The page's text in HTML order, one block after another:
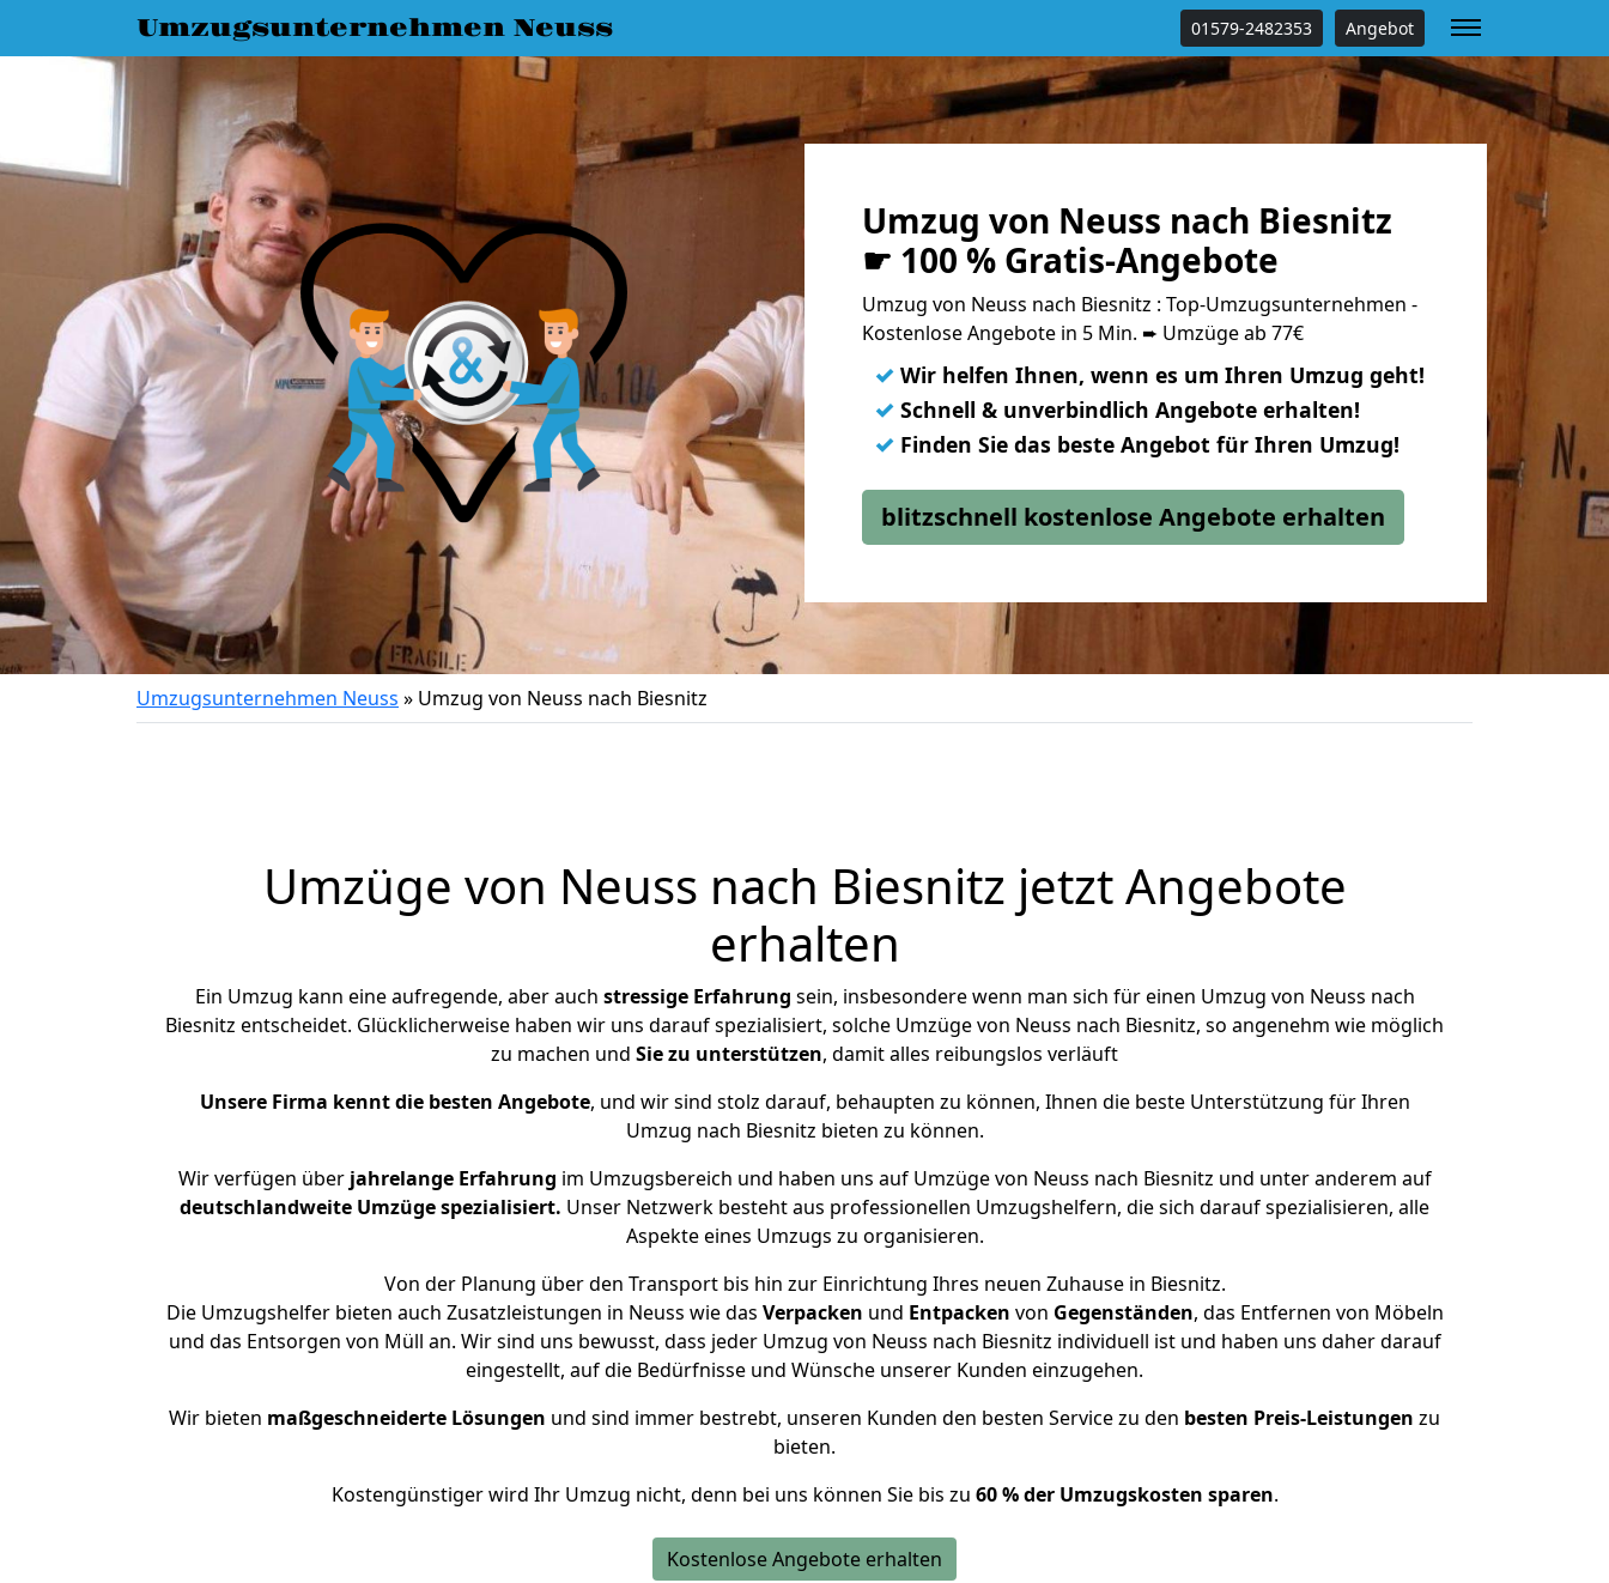
Umzugsunternehmen Neuss 01579-2482353 Angebot
Umzug von Neuss nach Biesnitz
☛ 100 % Gratis-Angebote
Umzug von Neuss nach Biesnitz : Top-Umzugsunternehmen -
Kostenlose Angebote in 5 Min. ➨ Umzüge ab 77€
✓ Wir helfen Ihnen, wenn es um Ihren Umzug geht!
✓ Schnell & unverbindlich Angebote erhalten!
✓ Finden Sie das beste Angebot für Ihren Umzug!
blitzschnell kostenlose Angebote erhalten
Umzugsunternehmen Neuss » Umzug von Neuss nach Biesnitz
Umzüge von Neuss nach Biesnitz jetzt Angebote
erhalten
Ein Umzug kann eine aufregende, aber auch stressige Erfahrung sein, insbesondere wenn man sich für einen Umzug von Neuss nach
Biesnitz entscheidet. Glücklicherweise haben wir uns darauf spezialisiert, solche Umzüge von Neuss nach Biesnitz, so angenehm wie möglich
zu machen und Sie zu unterstützen, damit alles reibungslos verläuft
Unsere Firma kennt die besten Angebote, und wir sind stolz darauf, behaupten zu können, Ihnen die beste Unterstützung für Ihren
Umzug nach Biesnitz bieten zu können.
Wir verfügen überjahrelange Erfahrung im Umzugsbereich und haben uns auf Umzüge von Neuss nach Biesnitz und unter anderem auf
deutschlandweite Umzüge spezialisiert. Unser Netzwerk besteht aus professionellen Umzugshelfern, die sich darauf spezialisieren, alle
Aspekte eines Umzugs zu organisieren.
Von der Planung über den Transport bis hin zur Einrichtung Ihres neuen Zuhause in Biesnitz.
Die Umzugshelfer bieten auch Zusatzleistungen in Neuss wie das Verpacken und Entpacken von Gegenständen, das Entfernen von Möbeln
und das Entsorgen von Müll an. Wir sind uns bewusst, dass jeder Umzug von Neuss nach Biesnitz individuell ist und haben uns daher darauf
eingestellt, auf die Bedürfnisse und Wünsche unserer Kunden einzugehen.
Wir bieten maßgeschneiderte Lösungen und sind immer bestrebt, unseren Kunden den besten Service zu den besten Preis-Leistungen zu
bieten.
Kostengünstiger wird Ihr Umzug nicht, denn bei uns können Sie bis zu 60 % der Umzugskosten sparen.
Kostenlose Angebote erhalten